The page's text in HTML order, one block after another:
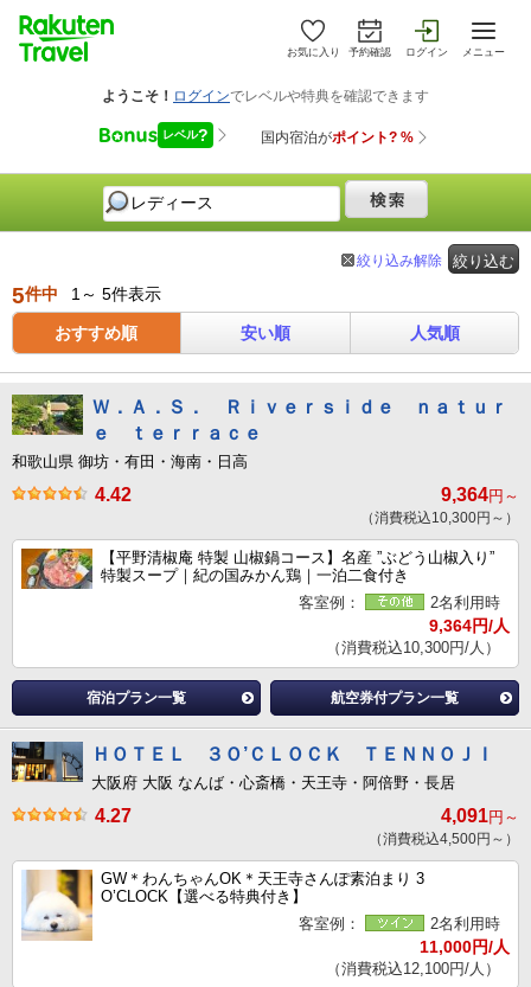
お気に入り 予約確認 ログイン メニュー
絞り込む
絞り込み解除
5件中 1～ 5件表示
おすすめ順 安い順 人気順
Ｗ．Ａ．Ｓ． Ｒｉｖｅｒｓｉｄｅ ｎａｔｕｒ
ｅ ｔｅｒｒａｃｅ
和歌山県 御坊・有田・海南・日高
4.42 9,364円～
（消費税込10,300円～）
【平野清椒庵 特製 山椒鍋コース】名産 ”ぶどう山椒入り”
特製スープ｜紀の国みかん鶏｜一泊二食付き
客室例：
2名利用時
9,364円/人
（消費税込10,300円/人）
宿泊プラン一覧 航空券付プラン一覧
ＨＯＴＥＬ ３Ｏ’ＣＬＯＣＫ ＴＥＮＮＯＪＩ
大阪府 大阪 なんば・心斎橋・天王寺・阿倍野・長居
4.27 4,091円～
（消費税込4,500円～）
GW＊わんちゃんOK＊天王寺さんぽ素泊まり 3
O’CLOCK【選べる特典付き】
客室例：
2名利用時
11,000円/人
（消費税込12,100円/人）